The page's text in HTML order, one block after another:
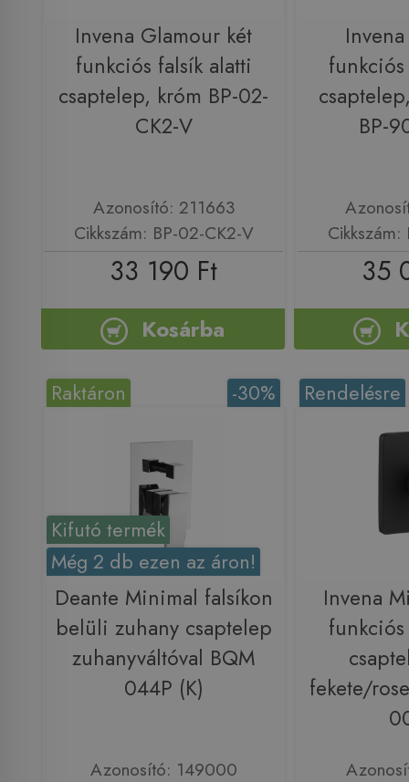
Invena Glamour két
funkciós falsík alatti
csaptelep, króm BP-02-
CK2-V
Azonosító: 211663
Cikkszám: BP-02-CK2-V
33 190 Ft
Kosárba
BP-
35
Kifutó termék
Még 2 db ezen az áron!
-30%
Raktáron
Deante Minimal falsíkon
belüli zuhany csaptelep
zuhanyváltóval BQM
044P (K)
Azonosító: 149000
Rendelésre
Invena
fekete/